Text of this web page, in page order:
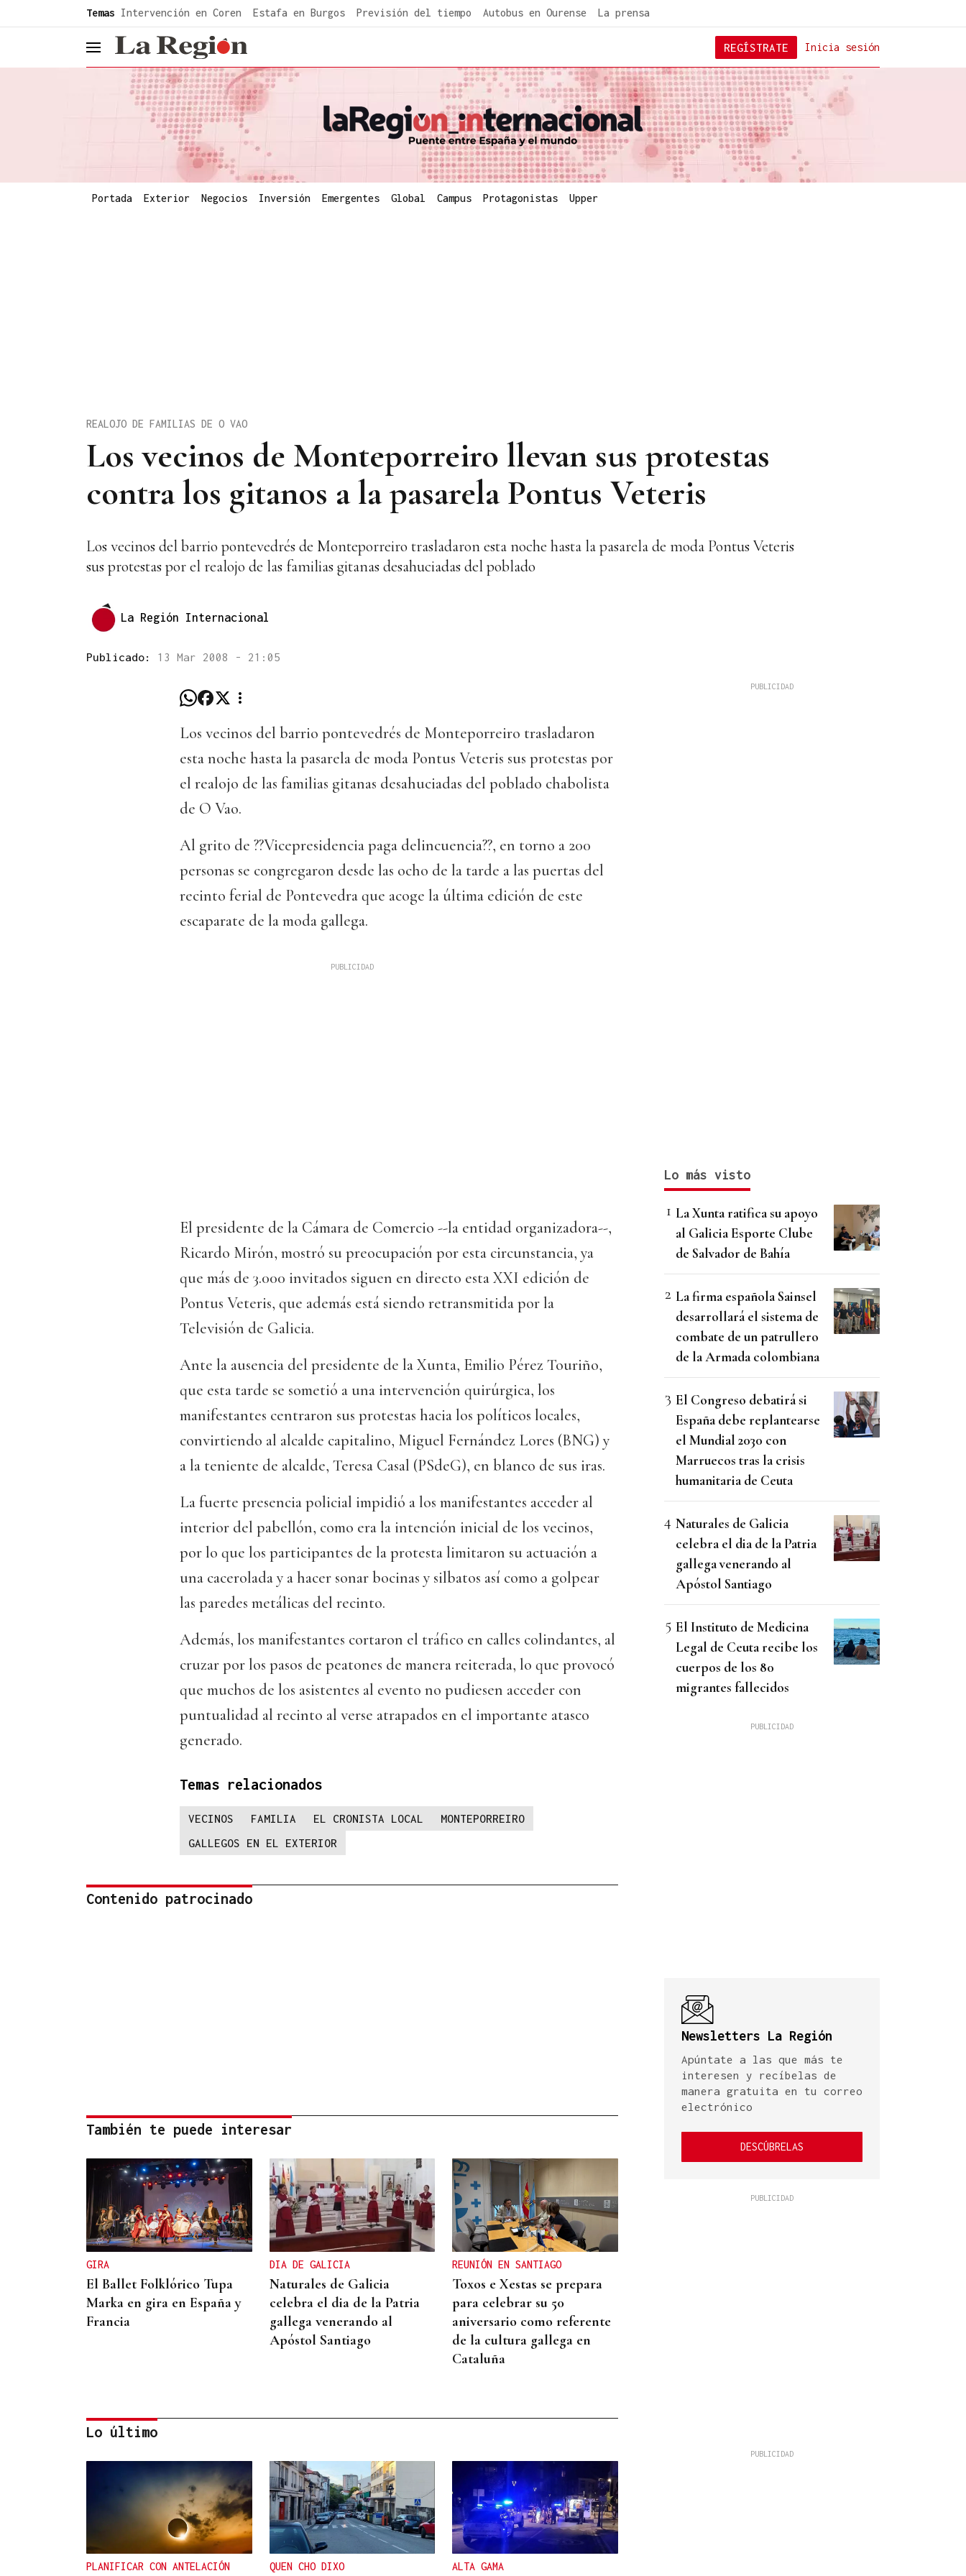
Temas Intervención en Coren Estafa en Burgos Previsión del tiempo Autobus en Ourense La prensa
header.menu.open Inicia sesión
REGÍSTRATE
Portada Exterior Negocios Inversión Emergentes Global Campus Protagonistas Upper
Los vecinos de Monteporreiro llevan sus protestas
contra los gitanos a la pasarela Pontus Veteris
REALOJO DE FAMILIAS DE O VAO
Los vecinos del barrio pontevedrés de Monteporreiro trasladaron esta noche hasta la pasarela de moda Pontus Veteris
sus protestas por el realojo de las familias gitanas desahuciadas del poblado
La Región Internacional
Publicado: 13 Mar 2008 - 21:05
Los vecinos del barrio pontevedrés de Monteporreiro trasladaron
esta noche hasta la pasarela de moda Pontus Veteris sus protestas por
el realojo de las familias gitanas desahuciadas del poblado chabolista
de O Vao.
Al grito de ??Vicepresidencia paga delincuencia??, en torno a 200
personas se congregaron desde las ocho de la tarde a las puertas del
recinto ferial de Pontevedra que acoge la última edición de este
escaparate de la moda gallega.
El presidente de la Cámara de Comercio --la entidad organizadora--,
Ricardo Mirón, mostró su preocupación por esta circunstancia, ya
que más de 3.000 invitados siguen en directo esta XXI edición de
Pontus Veteris, que además está siendo retransmitida por la
Televisión de Galicia.
Ante la ausencia del presidente de la Xunta, Emilio Pérez Touriño,
que esta tarde se sometió a una intervención quirúrgica, los
manifestantes centraron sus protestas hacia los políticos locales,
convirtiendo al alcalde capitalino, Miguel Fernández Lores (BNG) y
a la teniente de alcalde, Teresa Casal (PSdeG), en blanco de sus iras.
La fuerte presencia policial impidió a los manifestantes acceder al
interior del pabellón, como era la intención inicial de los vecinos,
por lo que los participantes de la protesta limitaron su actuación a
una cacerolada y a hacer sonar bocinas y silbatos así como a golpear
las paredes metálicas del recinto.
Además, los manifestantes cortaron el tráfico en calles colindantes, al
cruzar por los pasos de peatones de manera reiterada, lo que provocó
que muchos de los asistentes al evento no pudiesen acceder con
puntualidad al recinto al verse atrapados en el importante atasco
generado.
Temas relacionados
VECINOS FAMILIA EL CRONISTA LOCAL
MONTEPORREIRO
GALLEGOS EN EL EXTERIOR
Contenido patrocinado
También te puede interesar
GIRA
El Ballet Folklórico Tupa
Marka en gira en España y
Francia
DIA DE GALICIA
Naturales de Galicia
celebra el dia de la Patria
gallega venerando al
Apóstol Santiago
REUNIÓN EN SANTIAGO
Toxos e Xestas se prepara
para celebrar su 50
aniversario como referente
de la cultura gallega en
Cataluña
DEPORTE EN LA DIÁSPORA
La Xunta ratifica su apoyo
al Galicia Esporte Clube de
Salvador de Bahía
Lo último
PLANIFICAR CON ANTELACIÓN QUEN CHO DIXO ALTA GAMA
Lo más visto
La Xunta ratifica su apoyo
al Galicia Esporte Clube
de Salvador de Bahía
La firma española Sainsel
desarrollará el sistema de
combate de un patrullero
de la Armada colombiana
El Congreso debatirá si
España debe replantearse
el Mundial 2030 con
Marruecos tras la crisis
humanitaria de Ceuta
Naturales de Galicia
celebra el dia de la Patria
gallega venerando al
Apóstol Santiago
El Instituto de Medicina
Legal de Ceuta recibe los
cuerpos de los 80
migrantes fallecidos
Newsletters La Región
Apúntate a las que más te
interesen y recíbelas de
manera gratuita en tu correo
electrónico
DESCÚBRELAS